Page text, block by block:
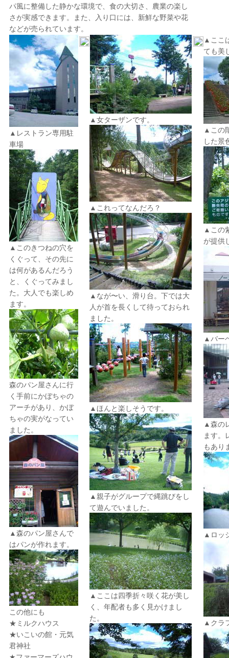
パ風に整備した静かな環境で、食の大切さ、農業の楽し
さが実感できます。また、入り口には、新鮮な野菜や花
などが売られています。
▲ここ
ても美
▲この
した景
▲この
が提供
▲バー
▲森の
ます。
もあり
▲ロッ
▲クラ
▲レストラン専用駐
車場
▲このきつねの穴を
くぐって、その先に
は何があるんだろう
と、くぐってみまし
た。大人でも楽しめ
ます。
森のパン屋さんに行
く手前にかぼちゃの
アーチがあり、かぼ
ちゃの実がなってい
ました。
▲森のパン屋さんで
はパンが作れます。
この他にも
★ミルクハウス
★いこいの館・元気
君神社
▲女ターザンです。
▲これってなんだろ？
▲なが〜い、滑り台。下では大
人が首を長くして待っておられ
ました。
▲ほんと楽しそうです。
▲親子がグループで縄跳びをし
て遊んでいました。
▲ここは四季折々咲く花が美し
く、年配者も多く見かけまし
た。